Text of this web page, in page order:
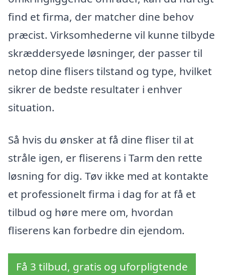
find et firma, der matcher dine behov
præcist. Virksomhederne vil kunne tilbyde
skræddersyede løsninger, der passer til
netop dine flisers tilstand og type, hvilket
sikrer de bedste resultater i enhver
situation.
Så hvis du ønsker at få dine fliser til at
stråle igen, er fliserens i Tarm den rette
løsning for dig. Tøv ikke med at kontakte
et professionelt firma i dag for at få et
tilbud og høre mere om, hvordan
fliserens kan forbedre din ejendom.
Få 3 tilbud, gratis og uforpligtende